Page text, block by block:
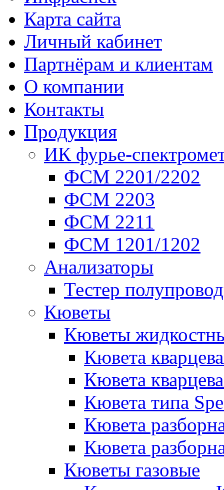
Карта сайта
Личный кабинет
Партнёрам и клиентам
О компании
Контакты
Продукция
ИК фурье-
ФСМ 2201/2202
ФСМ 2203
ФСМ 2211
ФСМ 1201/1202
Анализаторы
Тестер
Кюветы
Кюветы
Кювета
Кювета
Кювета типа
Кювета
Кювета
Кюветы газовые